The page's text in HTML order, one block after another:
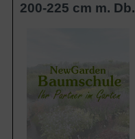
200-225 cm m. Db.